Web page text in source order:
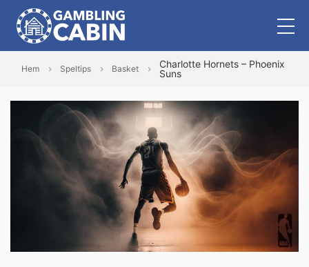
Hem Speltips Basket
Charlotte Hornets – Phoenix
Suns